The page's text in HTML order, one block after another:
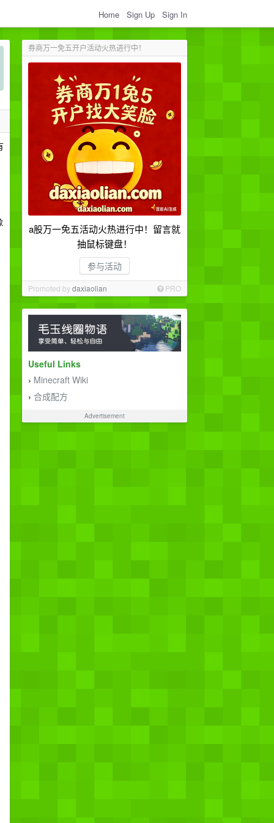
Home Sign Up Sign In
券商万一免五开户活动火热进行中！
a股万一免五活动火热进行中！留言就
抽鼠标键盘！
参与活动
Promoted bydaxiaolian PRO
Useful Links
› Minecraft Wiki
› 合成配方
Advertisement